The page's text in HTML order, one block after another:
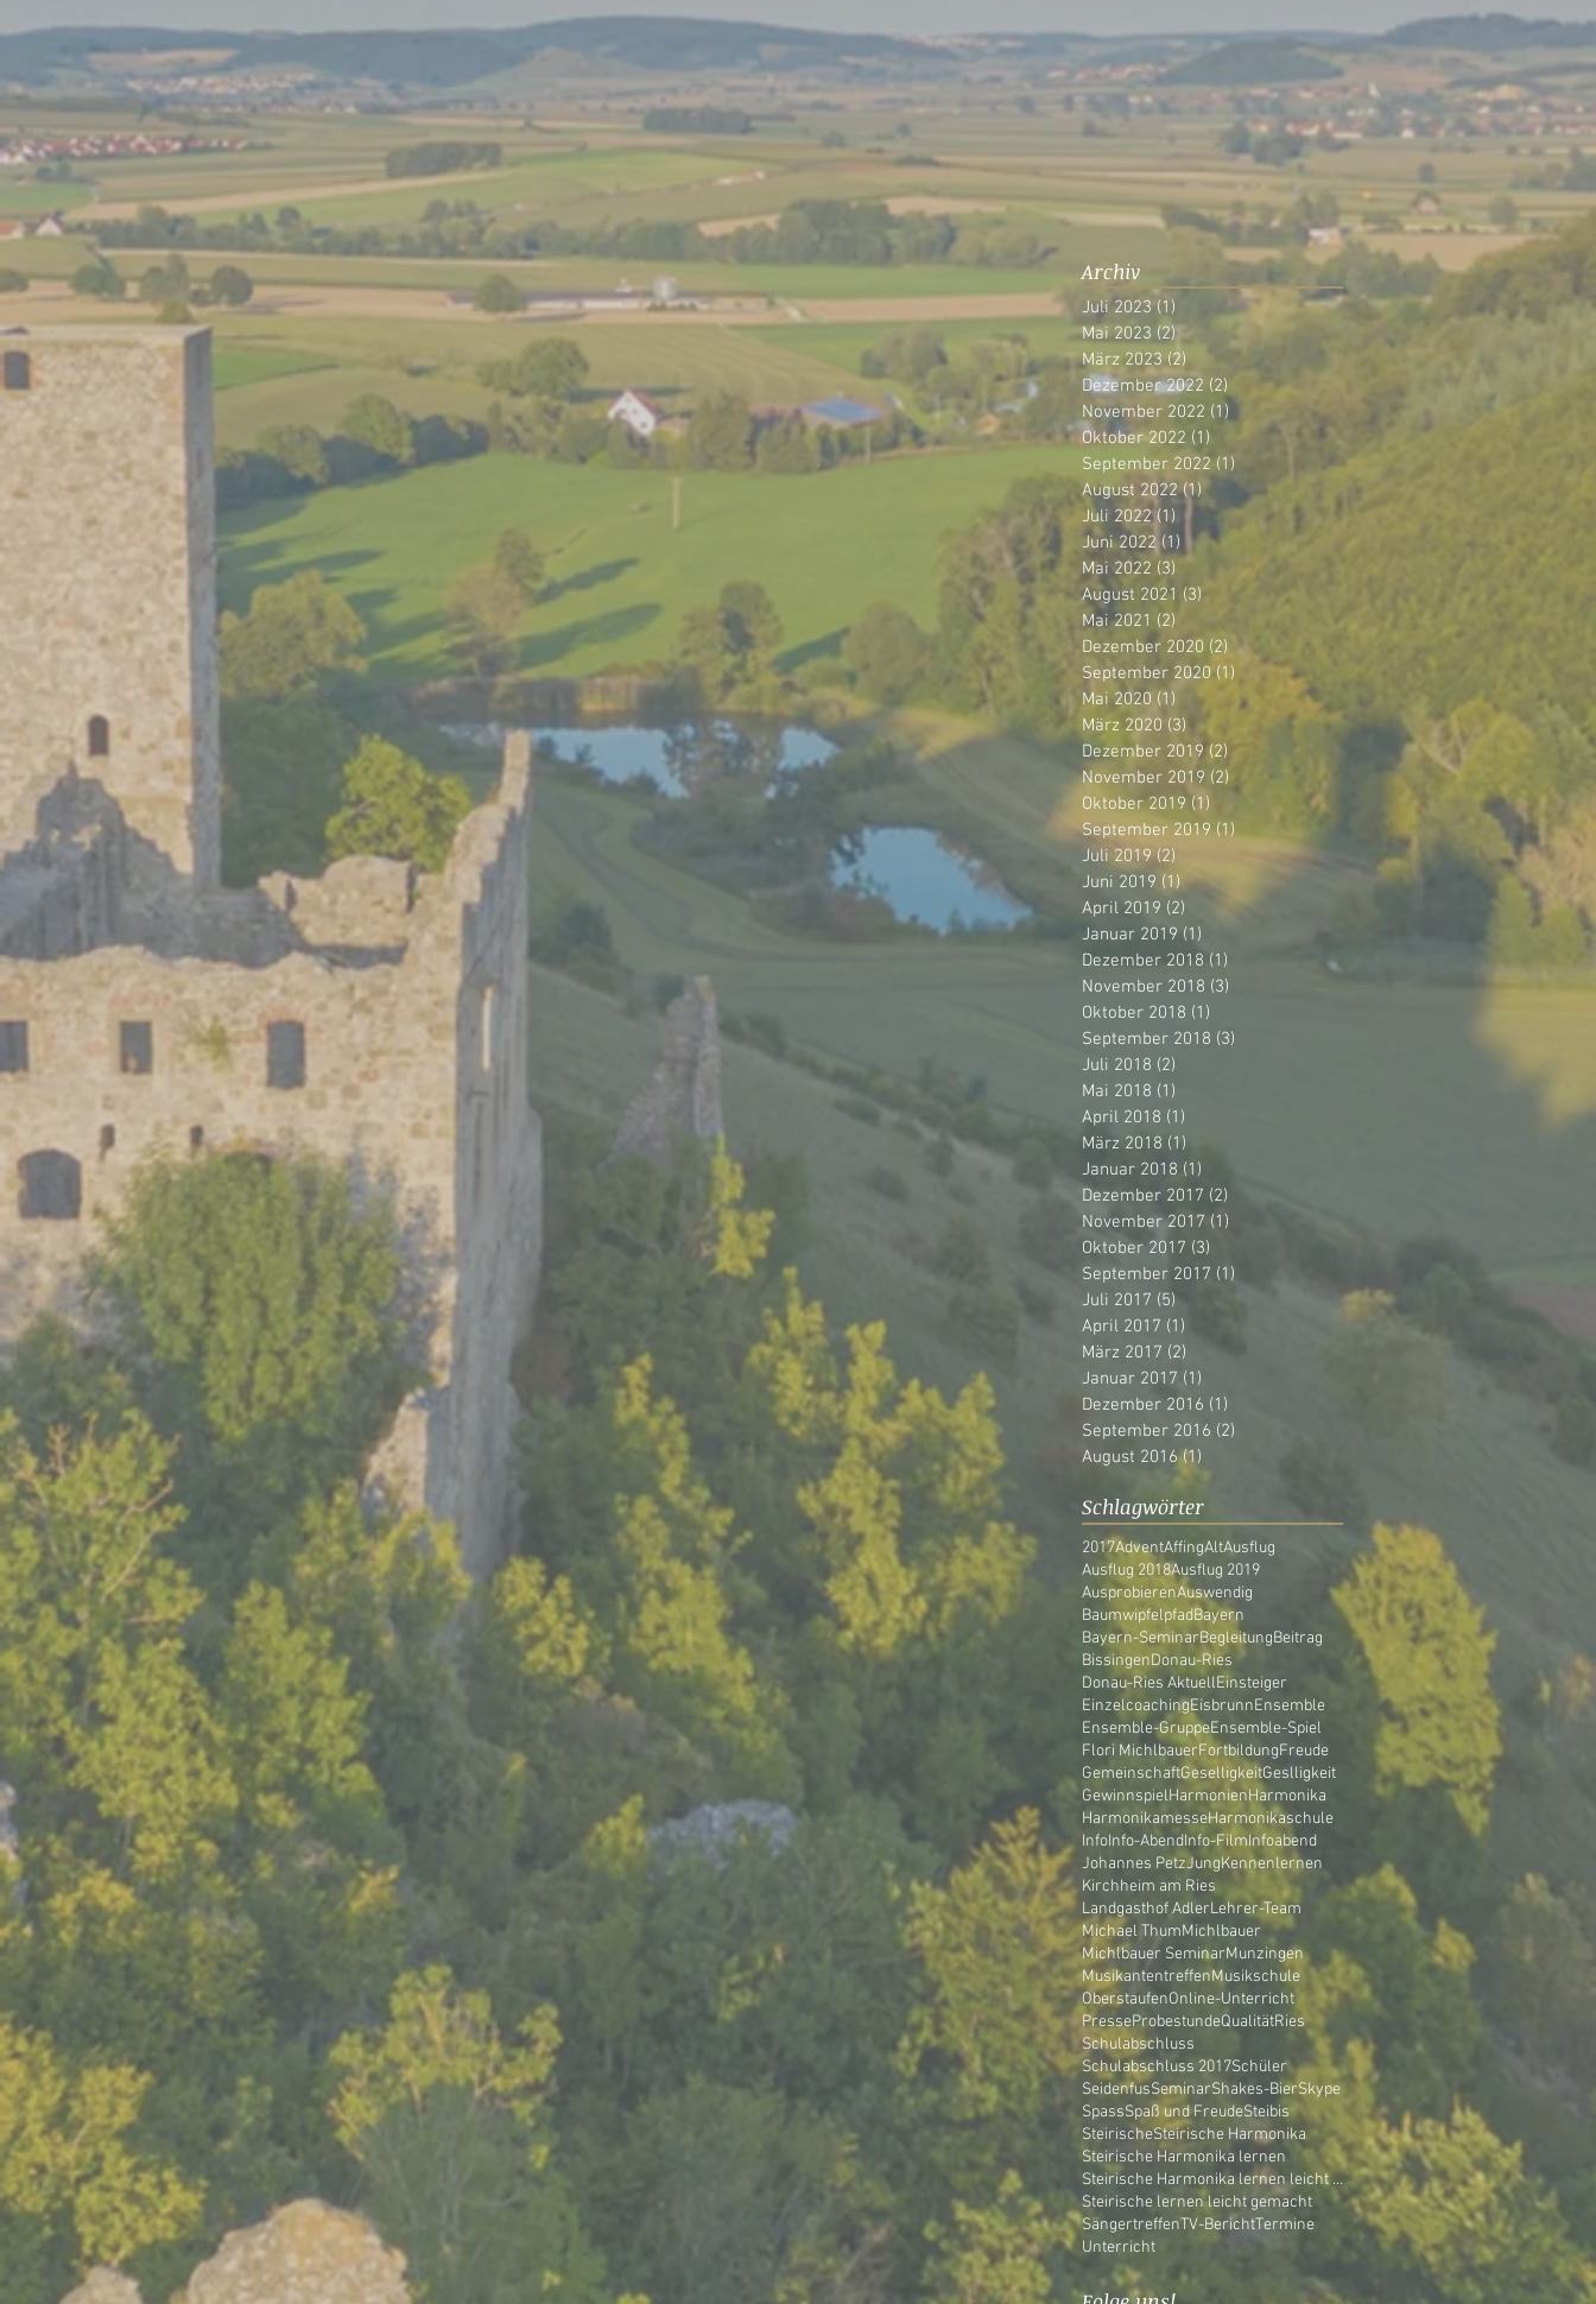
Archiv
Juli 2023 (1)
Mai 2023 (2)
März 2023 (2)
Dezember 2022 (2) 2 Beiträge
November 2022 (1)
Oktober 2022 (1)
September 2022 (1)
August 2022 (1)1 Beitrag
Juli 2022 (1)
Juni 2022 (1) 1 Beitrag
Mai 2022 (3) 3 Beiträge
August 2021 (3) 3 Beiträge
Mai 2021 (2)
Dezember 2020 (2) 2 Beiträge
September 2020 (1) 1 Beitrag
Mai 2020 (1) 1 Beitrag
März 2020 (3) 3 Beiträge
Dezember 2019 (2)
November 2019 (2)
Oktober 2019 (1)
September 2019 (1)
Juli 2019 (2)
Juni 2019 (1)1 Beitrag
April 2019 (2) 2 Beiträge
Januar 2019 (1)
Dezember 2018 (1)
November 2018 (3)
Oktober 2018 (1)
September 2018 (3)
Juli 2018 (2)
Mai 2018 (1)
April 2018 (1)
März 2018 (1)
Januar 2018 (1)
Dezember 2017 (2)
November 2017 (1)
Oktober 2017 (3)
September 2017 (1)
Juli 2017 (5)
April 2017 (1)
März 2017 (2)
Januar 2017 (1)
Dezember 2016 (1)
September 2016 (2)
August 2016 (1)
Schlagwörter
2017AdventAffingAltAusflug
Ausflug 2018Ausflug 2019
AusprobierenAuswendig
BaumwipfelpfadBayern
Bayern-SeminarBegleitungBeitrag
BissingenDonau-Ries
Donau-Ries AktuellEinsteiger
EinzelcoachingEisbrunnEnsemble
Ensemble-GruppeEnsemble-Spiel
Flori MichlbauerFortbildungFreude
GemeinschaftGeselligkeitGeslligkeit
GewinnspielHarmonienHarmonika
HarmonikamesseHarmonikaschule
InfoInfo-AbendInfo-FilmInfoabend
Johannes PetzJungKennenlernen
Kirchheim am Ries
Landgasthof AdlerLehrer-Team
Michael ThumMichlbauer
Michlbauer SeminarMunzingen
MusikantentreffenMusikschule
OberstaufenOnline-Unterricht
PresseProbestundeQualitätRies
Schulabschluss
Schulabschluss 2017Schüler
SeidenfusSeminarShakes-BierSkype
SpassSpaß und FreudeSteibis
SteirischeSteirische Harmonika
Steirische Harmonika lernen
Steirische Harmonika lernen leicht gemacht
Steirische lernen leicht gemacht
SängertreffenTV-BerichtTermine
Unterricht